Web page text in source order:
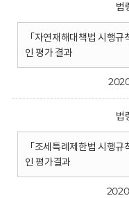
법
「자연재해대책법 시행
인 평가 결과
법
「조세특례제한법 시행
인 평가결과